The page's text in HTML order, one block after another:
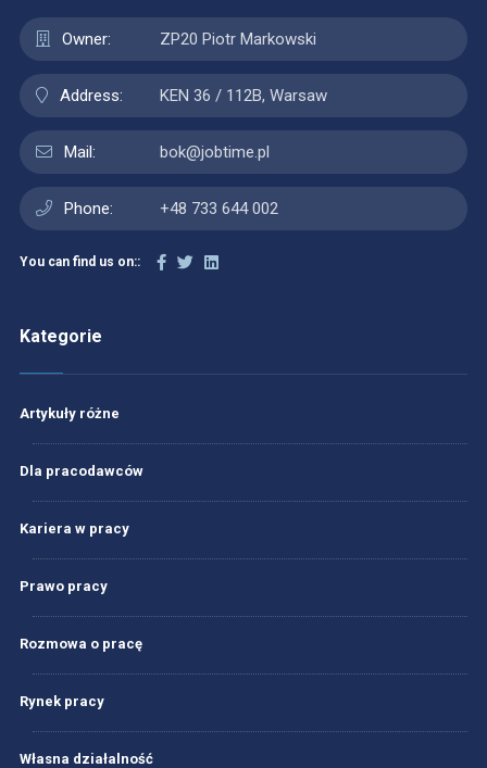
Owner: ZP20 Piotr Markowski
Address: KEN 36 / 112B, Warsaw
Mail: bok@jobtime.pl
Phone: +48 733 644 002
You can find us on::
Kategorie
Artykuły różne
Dla pracodawców
Kariera w pracy
Prawo pracy
Rozmowa o pracę
Rynek pracy
Własna działalność